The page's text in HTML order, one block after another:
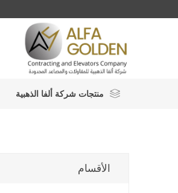
منتجات شركة ألفا الذهبية
الأقسام